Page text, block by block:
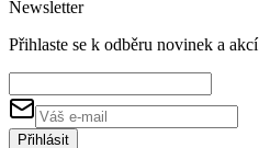
Newsletter
Přihlaste se k odběru novinek a akcí
Přihlásit